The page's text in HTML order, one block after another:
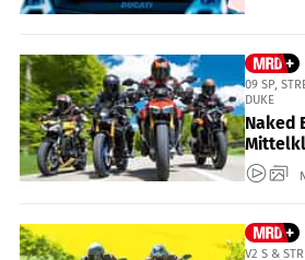
09 SP,
DUKE
Naked
V2 S &